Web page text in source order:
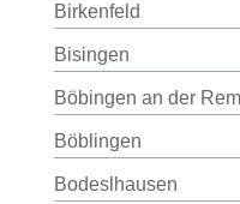
Birkenfeld
Bisingen
Böbingen an der
Böblingen
Bodeslhausen